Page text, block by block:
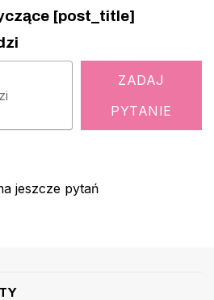
[post_title]
ZADAJ
PYTANIE
jeszcze pytań